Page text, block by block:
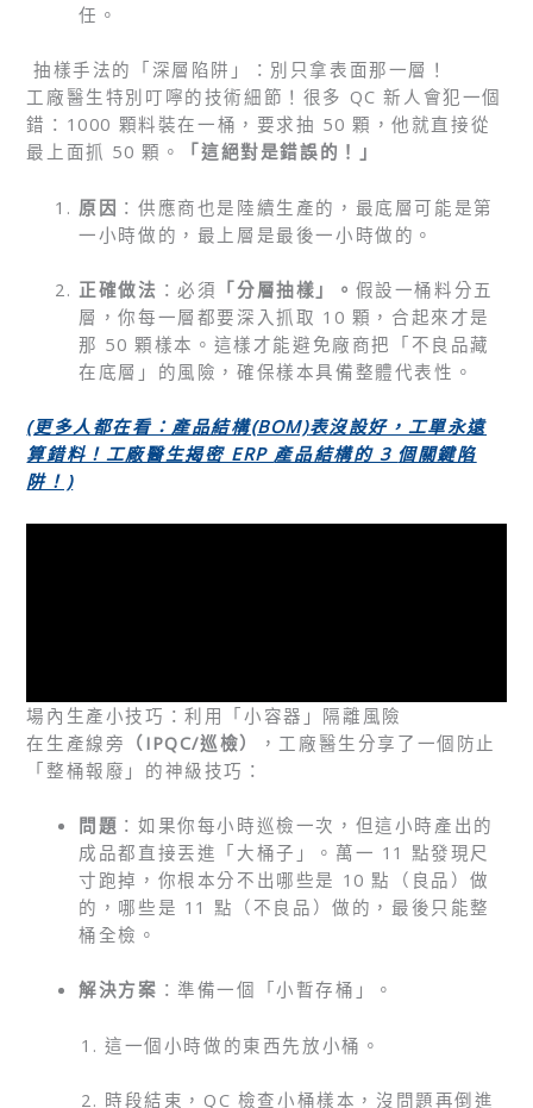
任。
抽樣手法的「深層陷阱」：別只拿表面那一層！
工廠醫生特別叮嚀的技術細節！很多 QC 新人會犯一個
錯：1000 顆料裝在一桶，要求抽 50 顆，他就直接從
最上面抓 50 顆。
「這絕對是錯誤的！」
原因 ：供應商也是陸續生產的，最底層可能是第
一小時做的，最上層是最後一小時做的。
正確做法 ：必須 「分層抽樣」。 假設一桶料分五
層，你每一層都要深入抓取 10 顆，合起來才是
那 50 顆樣本。這樣才能避免廠商把「不良品藏
在底層」的風險，確保樣本具備整體代表性。
(更多人都在看：產品結構(BOM)表沒設好，工單永遠
算錯料！工廠醫生揭密 ERP產品結構的 3 個關鍵陷
阱！)
場內生產小技巧：利用「小容器」隔離風險
在生產線旁 （IPQC/巡檢）
，工廠醫生分享了一個防止
「整桶報廢」的神級技巧：
問題 ：如果你每小時巡檢一次，但這小時產出的
成品都直接丟進「大桶子」。萬一 11 點發現尺
寸跑掉，你根本分不出哪些是 10 點（良品）做
的，哪些是 11 點（不良品）做的，最後只能整
桶全檢。
解決方案 ：準備一個「小暫存桶」。
這一個小時做的東西先放小桶。
時段結束，QC 檢查小桶樣本，沒問題再倒進